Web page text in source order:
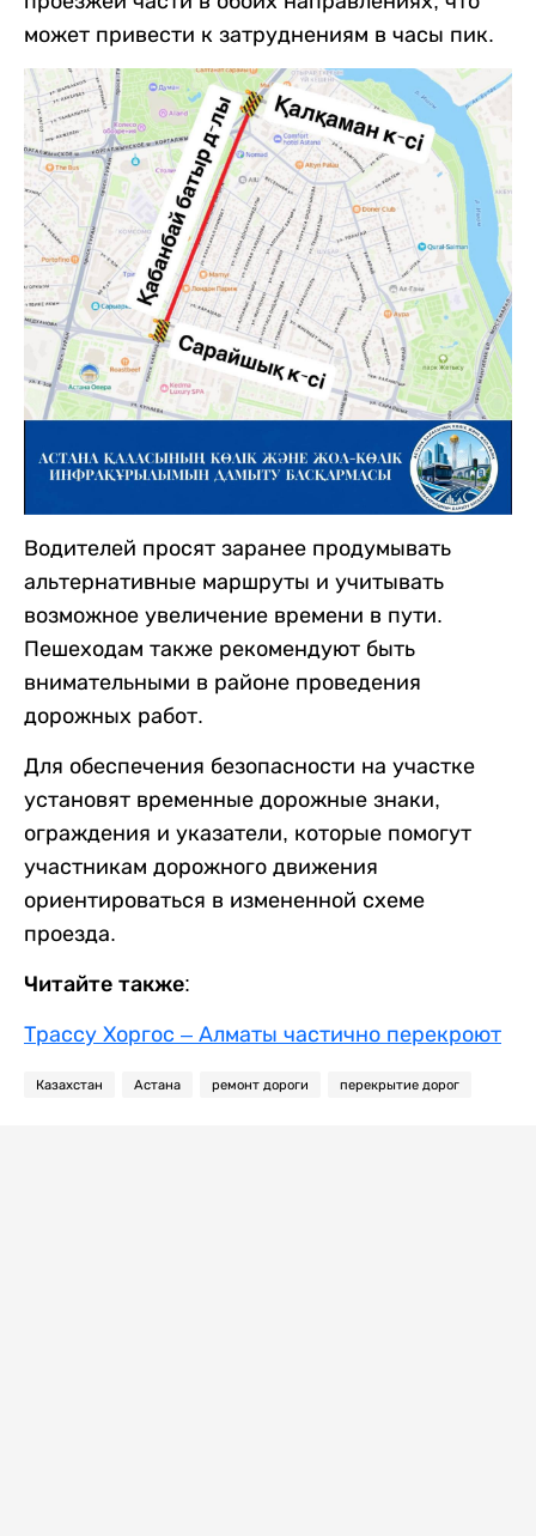
может привести к затруднениям в часы пик.
Водителей просят заранее продумывать
альтернативные маршруты и учитывать
возможное увеличение времени в пути.
Пешеходам также рекомендуют быть
внимательными в районе проведения
дорожных работ.
Для обеспечения безопасности на участке
установят временные дорожные знаки,
ограждения и указатели, которые помогут
участникам дорожного движения
ориентироваться в измененной схеме
проезда.
Читайте также:
Трассу Хоргос – Алматы частично перекроют
Казахстан Астана ремонт дороги перекрытие дорог